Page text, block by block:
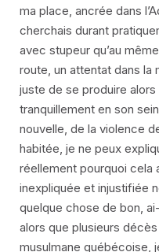
ma place, ancrée dans
cherchais durant
avec stupeur qu’au
route, un attentat dans
juste de se produire
tranquillement en son
nouvelle, de la violence
habitée, je ne peux
réellement pourquoi cela
inexpliquée et injustifiée
quelque chose de bon,
alors que plusieurs
musulmane québécoise,